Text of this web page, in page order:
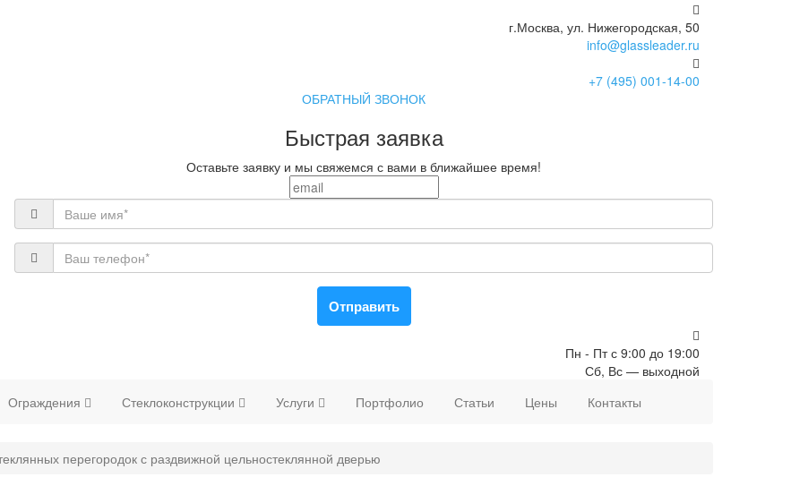
г.Москва, ул. Нижегородская, 50
info@glassleader.ru
+7 (495) 001-14-00
ОБРАТНЫЙ ЗВОНОК
Быстрая заявка
Оставьте заявку и мы свяжемся с вами в ближайшее время!
Отправить
Пн - Пт с 9:00 до 19:00
Сб, Вс — выходной
Ограждения Стеклоконструкции Услуги Портфолио Статьи Цены Контакты
перегородок с раздвижной цельностеклянной дверью